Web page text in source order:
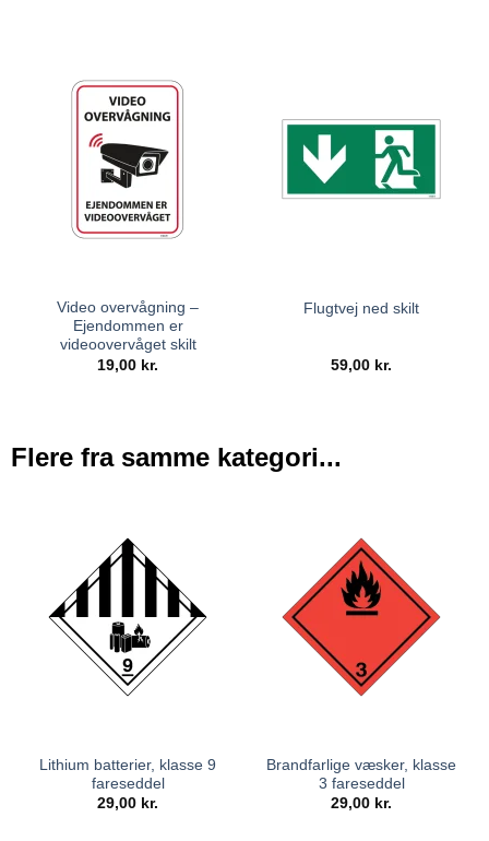
Video overvågning –
Ejendommen er
videoovervåget skilt
19,00 kr.
Flugtvej ned skilt
59,00 kr.
Flere fra samme kategori...
Lithium batterier, klasse 9
fareseddel
29,00 kr.
Brandfarlige væsker, klasse
3 fareseddel
29,00 kr.